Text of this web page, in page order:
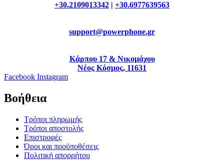
+30.2109013342 +30.6977639563
support@powerphone.gr
Κάρπου 17 & Νικομάχου
Νέος Κόσμος, 11631
Facebook Instagram
Βοήθεια
Τρόποι πληρωμής
Τρόποι αποστολής
Επιστροφές
Όροι και προϋποθέσεις
Πολιτική απορρήτου